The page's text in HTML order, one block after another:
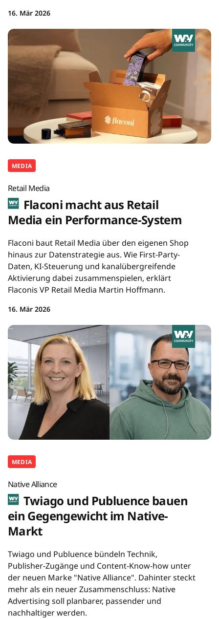
16. Mär 2026
MEDIA
Retail Media
Flaconi macht aus Retail
Media ein Performance-System
Flaconi baut Retail Media über den eigenen Shop
hinaus zur Datenstrategie aus. Wie First-Party-
Daten, KI-Steuerung und kanalübergreifende
Aktivierung dabei zusammenspielen, erklärt
Flaconis VP Retail Media Martin Hoffmann.
16. Mär 2026
MEDIA
Native Alliance
Twiago und Publuence bauen
ein Gegengewicht im Native-
Markt
Twiago und Publuence bündeln Technik,
Publisher-Zugänge und Content-Know-how unter
der neuen Marke "Native Alliance". Dahinter steckt
mehr als ein neuer Zusammenschluss: Native
Advertising soll planbarer, passender und
nachhaltiger werden.